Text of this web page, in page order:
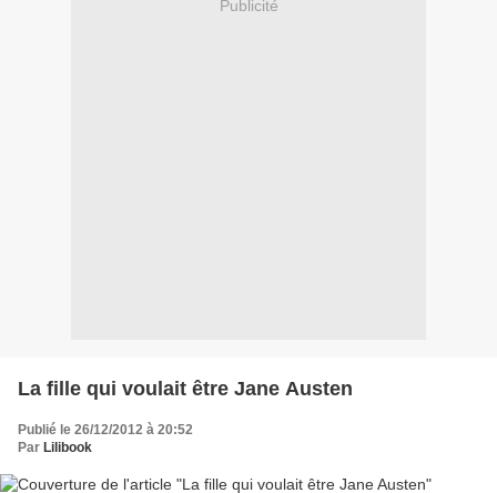
Publicité
La fille qui voulait être Jane Austen
Publié le 26/12/2012 à 20:52
Par Lilibook